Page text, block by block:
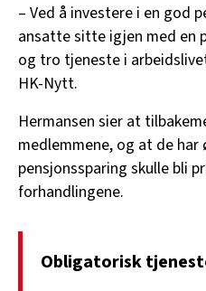
– Ved å investere i en god
ansatte sitte igjen med en
og tro tjeneste i
HK-Nytt.
Hermansen sier at
medlemmene, og at de
pensjonssparing skulle bli
forhandlingene.
Obligatorisk